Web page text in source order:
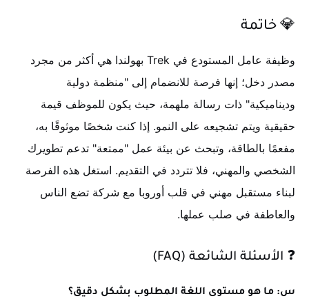
💎 خاتمة
وظيفة عامل المستودع في Trek بهولندا هي أكثر من مجرد
مصدر دخل؛ إنها فرصة للانضمام إلى "منظمة دولية
وديناميكية" ذات رسالة ملهمة، حيث يكون للموظف قيمة
حقيقية ويتم تشجيعه على النمو. إذا كنت شخصًا موثوقًا به،
مفعمًا بالطاقة، وتبحث عن بيئة عمل "ممتعة" تدعم تطويرك
الشخصي والمهني، فلا تتردد في التقديم. استغل هذه الفرصة
لبناء مستقبل مهني في قلب أوروبا مع شركة تضع الناس
والعاطفة في صلب عملها.
❓ الأسئلة الشائعة (FAQ)
س: ما هو مستوى اللغة المطلوب بشكل دقيق؟